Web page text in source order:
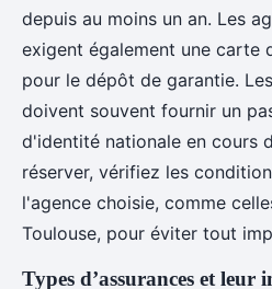
depuis au moins un an. Les
exigent également une carte
pour le dépôt de garantie.
doivent souvent fournir un
d'identité nationale en cours
réserver, vérifiez les
l'agence choisie, comme
Toulouse, pour éviter tout
Types d’assurances et leur